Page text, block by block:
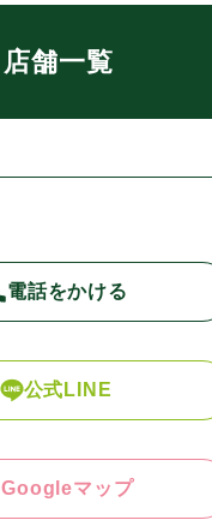
店舗一覧
電話をかける
公式LINE
Googleマップ